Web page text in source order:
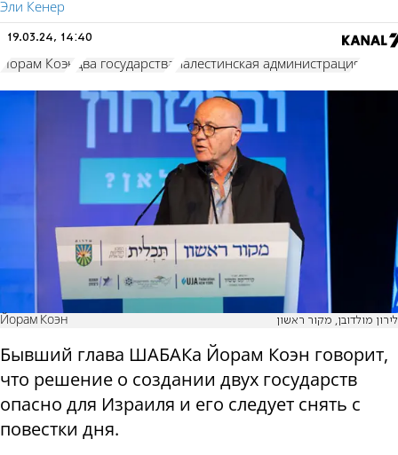
Эли Кенер
19.03.24, 14:40
Йорам Коэн два государства палестинская администрация
Йорам Коэн לירון מולדובן, מקור ראשון
Бывший глава ШАБАКа Йорам Коэн говорит,
что решение о создании двух государств
опасно для Израиля и его следует снять с
повестки дня.